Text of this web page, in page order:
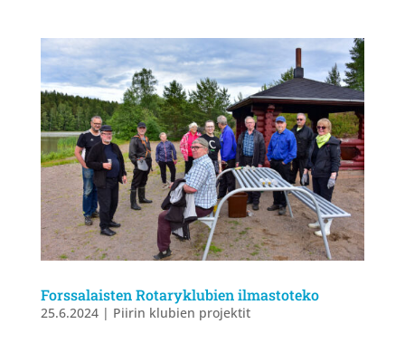
Forssalaisten Rotaryklubien ilmastoteko
25.6.2024| Piirin klubien projektit